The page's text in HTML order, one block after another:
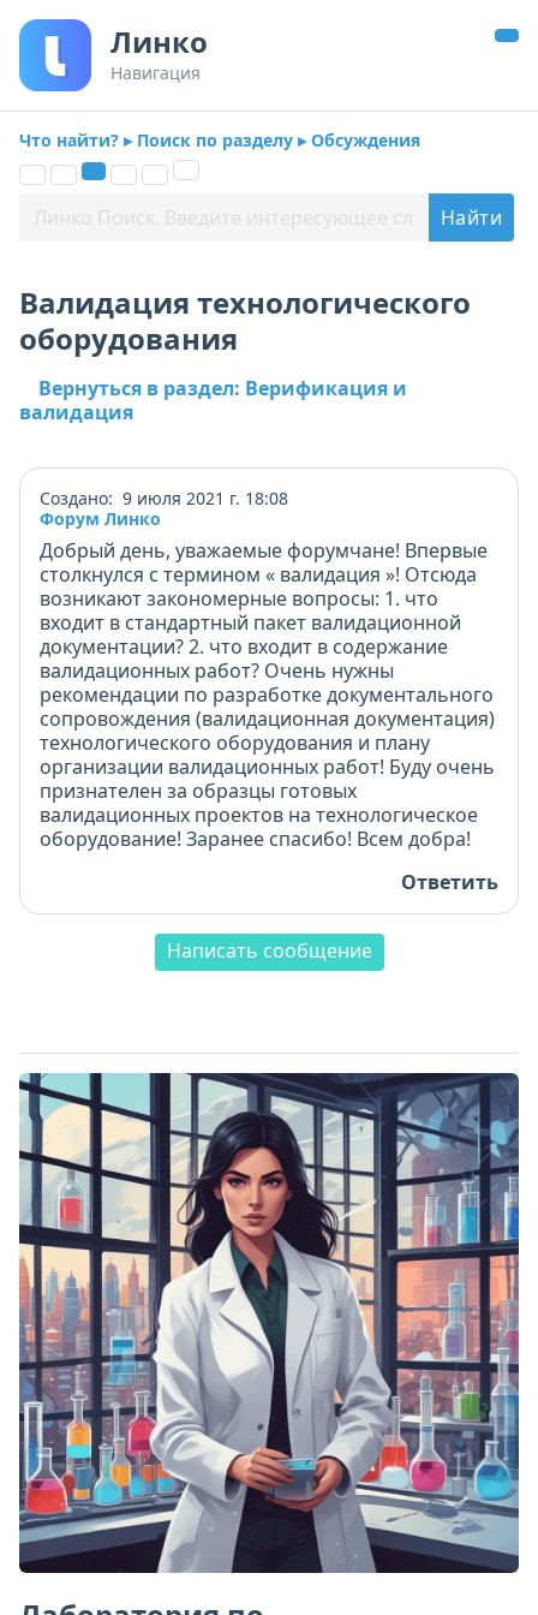
Линко
Навигация
Что найти? ▸ Поиск по разделу ▸ Обсуждения
Валидация технологического
оборудования
Вернуться в раздел: Верификация и
валидация
Создано: 9 июля 2021 г. 18:08
Форум Линко
Добрый день, уважаемые форумчане! Впервые
столкнулся с термином « валидация »! Отсюда
возникают закономерные вопросы: 1. что
входит в стандартный пакет валидационной
документации? 2. что входит в содержание
валидационных работ? Очень нужны
рекомендации по разработке документального
сопровождения (валидационная документация)
технологического оборудования и плану
организации валидационных работ! Буду очень
признателен за образцы готовых
валидационных проектов на технологическое
оборудование! Заранее спасибо! Всем добра!
Ответить
Написать сообщение